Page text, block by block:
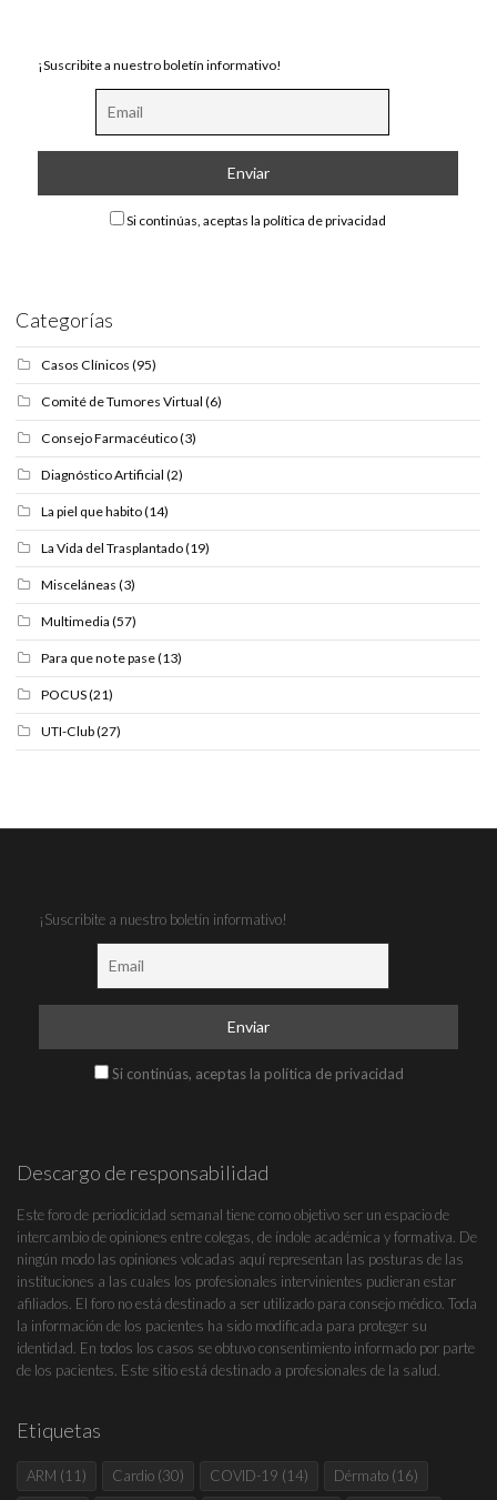
¡Suscribite a nuestro boletín informativo!
Si continúas, aceptas la política de privacidad
Categorías
Casos Clínicos (95)
Comité de Tumores Virtual (6)
Consejo Farmacéutico(3)
Diagnóstico Artificial (2)
La piel que habito(14)
La Vida del Trasplantado(19)
Misceláneas (3)
Multimedia (57)
Para que no te pase(13)
POCUS(21)
UTI-Club(27)
¡Suscribite a nuestro boletín informativo!
Si continúas, aceptas la política de privacidad
Descargo de responsabilidad
Este foro de periodicidad semanal tiene como objetivo ser un espacio de
intercambio de opiniones entre colegas, de índole académica y formativa. De
ningún modo las opiniones volcadas aquí representan las posturas de las
instituciones a las cuales los profesionales intervinientes pudieran estar
afiliados. El foro no está destinado a ser utilizado para consejo médico. Toda
la información de los pacientes ha sido modificada para proteger su
identidad. En todos los casos se obtuvo consentimiento informado por parte
de los pacientes. Este sitio está destinado a profesionales de la salud.
Etiquetas
ARM (11) Cardio (30) COVID-19 (14) Dérmato (16)